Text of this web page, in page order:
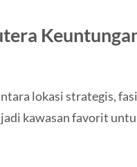
lokasi strategis,
kawasan favorit